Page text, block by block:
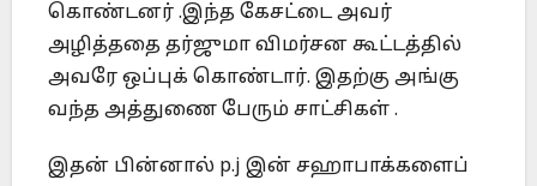
கொண்டனர் .இந்த கேசட்டை அவர்
அழித்ததை தர்ஜுமா விமர்சன கூட்டத்தில்
அவரே ஒப்புக் கொண்டார். இதற்கு அங்கு
வந்த அத்துணை பேரும் சாட்சிகள் .
இதன் பின்னால் p.j இன் சஹாபாக்களைப்